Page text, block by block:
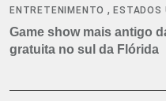
ENTRETENIMENTO ,ESTADOS
Game show mais antigo
gratuita no sul da Flórida